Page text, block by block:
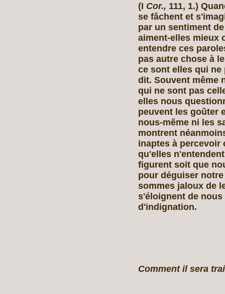
(I Cor., 111, 1.)
se fâchent et
par un sentiment
aiment‑elles mieux
entendre ces
pas autre chose à
ce sont elles qui
dit. Souvent même
qui ne sont pas
elles nous
peuvent les goûter
nous‑même ni les
montrent
inaptes à percevoir
qu'elles
figurent soit que
pour déguiser
sommes jaloux de
s'éloignent de
d'indignation.
Comment il sera